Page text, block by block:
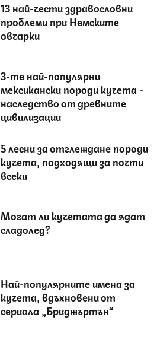
13 най-чести здравословни
проблеми при Немските
овчарки
3-те най-популярни
мексикански породи кучета -
наследство от древните
цивилизации
5 лесни за отглеждане породи
кучета, подходящи за почти
всеки
Могат ли кучетата да ядат
сладолед?
Най-популярните имена за
кучета, вдъхновени от
сериала „Бриджъртън“